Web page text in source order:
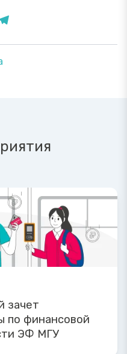
зачет
по финансовой
ЭФ МГУ